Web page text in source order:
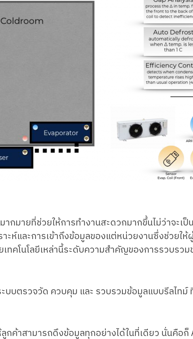
กมายที่ช่วยให้การทำงานสะดวกมากขึ้นไม่ว่าจะเป็น
ะห์และการเข้าถึงข้อมูลของแต่หน่วยงานซึ่งช่วยให้
ทคโนโลยีเหล่านี้ระดับความสำคัญของการรวบรว
บบตรวจวัด ควบคุม และ รวบรวมข้อมูลแบบรีลไทม์
กค้าสามารถดึงข้อมูลทุกอย่างได้ในที่เดียว นั่นคือก็